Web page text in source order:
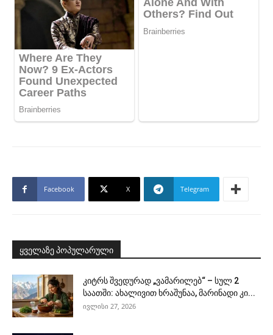
Facebook X Telegram
ყველაზე პოპულარული
კიტრს შვედურად „ვამარილებ“ – სულ 2
საათში: ახალივით ხრაშუნაა, მარინადი კი...
ივლისი 27, 2026